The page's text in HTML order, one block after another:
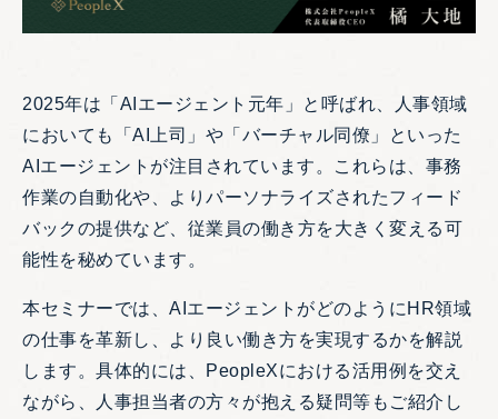
2025年は「AIエージェント元年」と呼ばれ、人事領域
においても「AI上司」や「バーチャル同僚」といった
AIエージェントが注目されています。これらは、事務
作業の自動化や、よりパーソナライズされたフィード
バックの提供など、従業員の働き方を大きく変える可
能性を秘めています。
本セミナーでは、AIエージェントがどのようにHR領域
の仕事を革新し、より良い働き方を実現するかを解説
します。具体的には、PeopleXにおける活用例を交え
ながら、人事担当者の方々が抱える疑問等もご紹介し